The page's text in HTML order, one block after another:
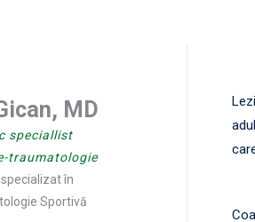
MD
speciallist
traumatologie
în
Sportivă